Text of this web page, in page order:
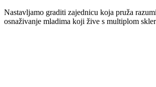
Nastavljamo graditi zajednicu koja pruža
osnaživanje mladima koji žive s multiplom